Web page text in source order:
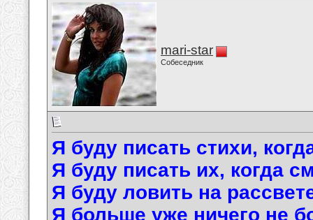
mari-star
Собеседник
Я буду писать стихи,
Я буду писать их, когда
Я буду ловить на
Я больше уже ничего не